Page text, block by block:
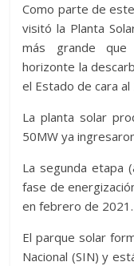
Como parte de
visitó la Planta
más grande que
horizonte la
el Estado de cara al
La planta solar
50MW ya
La segunda etapa
fase de
en febrero de 2021.
El parque solar
Nacional (SIN) y